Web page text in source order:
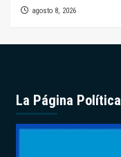
agosto 8, 2026
La Página Política